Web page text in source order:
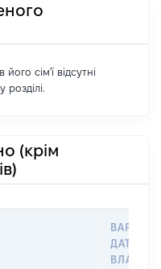
сім'ї відсутні
(крім
ДАТУ